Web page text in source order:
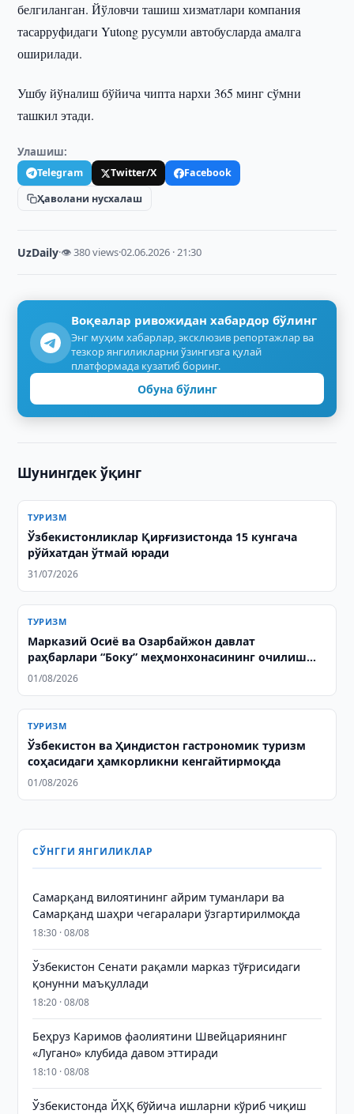
белгиланган. Йўловчи ташиш хизматлари компания
тасарруфидаги Yutong русумли автобусларда амалга
оширилади.
Ушбу йўналиш бўйича чипта нархи 365 минг сўмни
ташкил этади.
Улашиш:
Telegram Twitter/X
Facebook
Ҳаволани нусхалаш
UzDaily·👁 380 views·02.06.2026 · 21:30
Воқеалар ривожидан хабардор бўлинг
Энг муҳим хабарлар, эксклюзив репортажлар ва
тезкор янгиликларни ўзингизга қулай
платформада кузатиб боринг.
Обуна бўлинг
Шунингдек ўқинг
ТУРИЗМ
Ўзбекистонликлар Қирғизистонда 15 кунгача
рўйхатдан ўтмай юради
31/07/2026
ТУРИЗМ
Марказий Осиё ва Озарбайжон давлат
раҳбарлари “Боку” меҳмонхонасининг очилиш
маросимида иштирок этдилар
01/08/2026
ТУРИЗМ
Ўзбекистон ва Ҳиндистон гастрономик туризм
соҳасидаги ҳамкорликни кенгайтирмоқда
01/08/2026
СЎНГГИ ЯНГИЛИКЛАР
Самарқанд вилоятининг айрим туманлари ва
Самарқанд шаҳри чегаралари ўзгартирилмоқда
18:30 · 08/08
Ўзбекистон Сенати рақамли марказ тўғрисидаги
қонунни маъқуллади
18:20 · 08/08
Беҳруз Каримов фаолиятини Швейцариянинг
«Лугано» клубида давом эттиради
18:10 · 08/08
Ўзбекистонда ЙҲҚ бўйича ишларни кўриб чиқиш